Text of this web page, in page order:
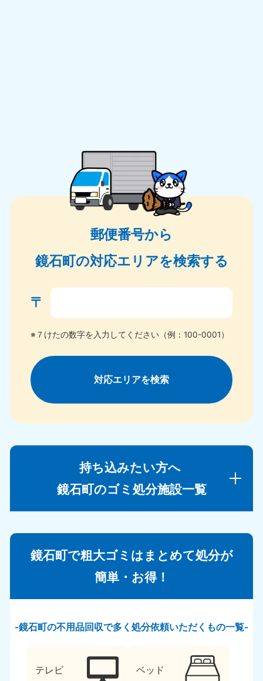
郵便番号から
鏡石町の対応エリアを検索する
〒
※７けたの数字を入力してください（例：100-0001）
対応エリアを検索
持ち込みたい方へ
鏡石町のゴミ処分施設一覧
鏡石町で粗大ゴミはまとめて処分が
簡単・お得！
鏡石町の不用品回収で多く処分依頼いただくもの一覧
テレビ ベッド